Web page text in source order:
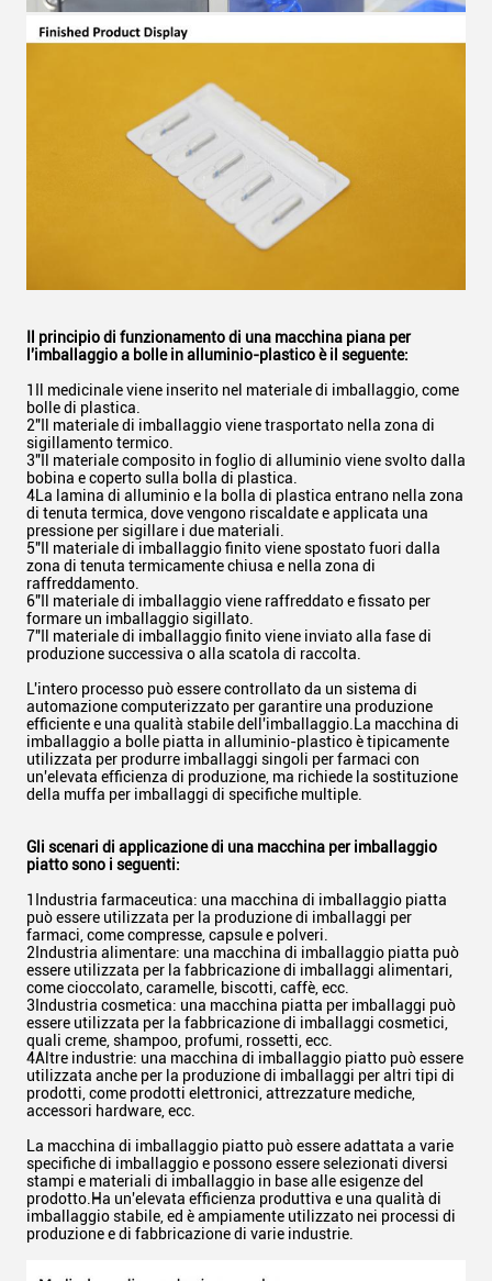
Il principio di funzionamento di una macchina piana per
l'imballaggio a bolle in alluminio-plastico è il seguente:
1Il medicinale viene inserito nel materiale di imballaggio, come
bolle di plastica.
2"Il materiale di imballaggio viene trasportato nella zona di
sigillamento termico.
3"Il materiale composito in foglio di alluminio viene svolto dalla
bobina e coperto sulla bolla di plastica.
4La lamina di alluminio e la bolla di plastica entrano nella zona
di tenuta termica, dove vengono riscaldate e applicata una
pressione per sigillare i due materiali.
5"Il materiale di imballaggio finito viene spostato fuori dalla
zona di tenuta termicamente chiusa e nella zona di
raffreddamento.
6"Il materiale di imballaggio viene raffreddato e fissato per
formare un imballaggio sigillato.
7"Il materiale di imballaggio finito viene inviato alla fase di
produzione successiva o alla scatola di raccolta.
L'intero processo può essere controllato da un sistema di
automazione computerizzato per garantire una produzione
efficiente e una qualità stabile dell'imballaggio.La macchina di
imballaggio a bolle piatta in alluminio-plastico è tipicamente
utilizzata per produrre imballaggi singoli per farmaci con
un'elevata efficienza di produzione, ma richiede la sostituzione
della muffa per imballaggi di specifiche multiple.
Gli scenari di applicazione di una macchina per imballaggio
piatto sono i seguenti:
1Industria farmaceutica: una macchina di imballaggio piatta
può essere utilizzata per la produzione di imballaggi per
farmaci, come compresse, capsule e polveri.
2Industria alimentare: una macchina di imballaggio piatta può
essere utilizzata per la fabbricazione di imballaggi alimentari,
come cioccolato, caramelle, biscotti, caffè, ecc.
3Industria cosmetica: una macchina piatta per imballaggi può
essere utilizzata per la fabbricazione di imballaggi cosmetici,
quali creme, shampoo, profumi, rossetti, ecc.
4Altre industrie: una macchina di imballaggio piatto può essere
utilizzata anche per la produzione di imballaggi per altri tipi di
prodotti, come prodotti elettronici, attrezzature mediche,
accessori hardware, ecc.
La macchina di imballaggio piatto può essere adattata a varie
specifiche di imballaggio e possono essere selezionati diversi
stampi e materiali di imballaggio in base alle esigenze del
prodotto.Ha un'elevata efficienza produttiva e una qualità di
imballaggio stabile, ed è ampiamente utilizzato nei processi di
produzione e di fabbricazione di varie industrie.